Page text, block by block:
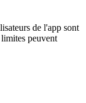
de l'app sont
peuvent